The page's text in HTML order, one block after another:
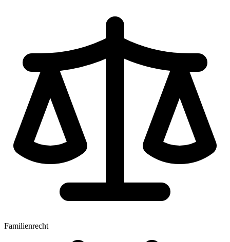
Familienrecht